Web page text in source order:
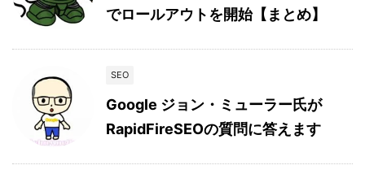
でロールアウトを開始【まとめ】
SEO
Google ジョン・ミューラー氏が
RapidFireSEOの質問に答えます